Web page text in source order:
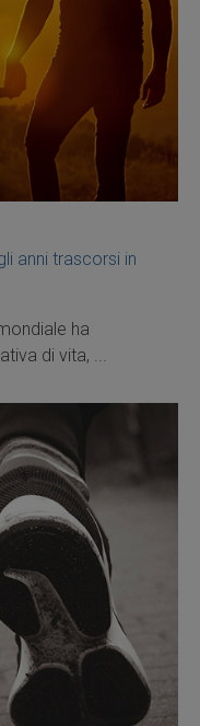
anni trascorsi in
ha
di vita, ...